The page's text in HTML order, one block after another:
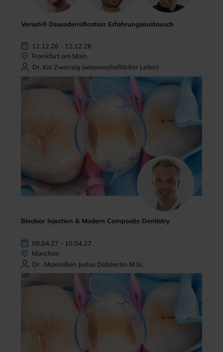
Versah® Osseodensification Erfahrungsaustausch
12.12.26 - 12.12.26
Frankfurt am Main
Dr. Kai Zwanzig (wissenschaftlicher Leiter)
Bioclear Injection & Modern Composite Dentistry
09.04.27 - 10.04.27
München
Dr . Maximilian Justus Dobbertin M.Sc.